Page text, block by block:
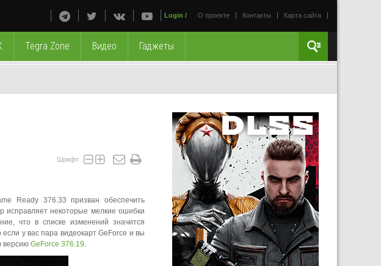
О проекте Контакты Карта сайта
Login /
Tegra Zone Видео Гаджеты
Шрифт
Ready 376.33 призван обеспечить
исправляет некоторые мелкие ошибки
что в списке изменений значится
у вас пара видеокарт GeForce и вы
версию GeForce 376.19.